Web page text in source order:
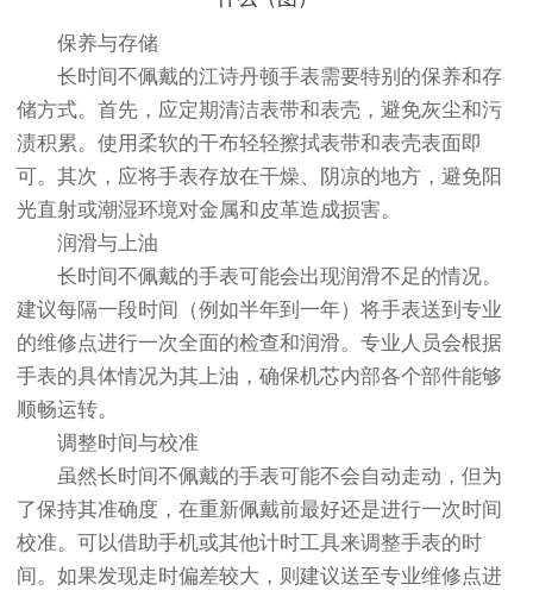
保养与存储
长时间不佩戴的江诗丹顿手表需要特别的保养和存
储方式。首先，应定期清洁表带和表壳，避免灰尘和污
渍积累。使用柔软的干布轻轻擦拭表带和表壳表面即
可。其次，应将手表存放在干燥、阴凉的地方，避免阳
光直射或潮湿环境对金属和皮革造成损害。
润滑与上油
长时间不佩戴的手表可能会出现润滑不足的情况。
建议每隔一段时间（例如半年到一年）将手表送到专业
的维修点进行一次全面的检查和润滑。专业人员会根据
手表的具体情况为其上油，确保机芯内部各个部件能够
顺畅运转。
调整时间与校准
虽然长时间不佩戴的手表可能不会自动走动，但为
了保持其准确度，在重新佩戴前最好还是进行一次时间
校准。可以借助手机或其他计时工具来调整手表的时
间。如果发现走时偏差较大，则建议送至专业维修点进